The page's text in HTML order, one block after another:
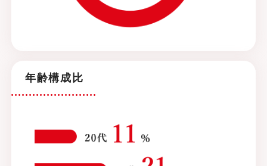
年齢構成比